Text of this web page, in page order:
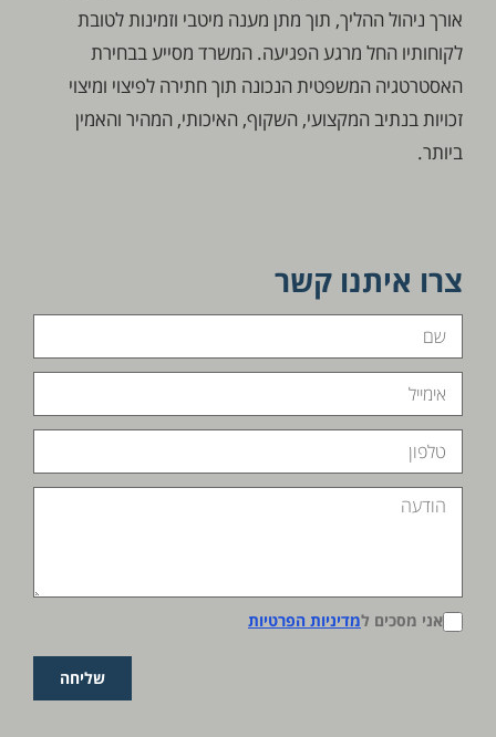
אורך ניהול ההליך, תוך מתן מענה מיטבי וזמינות לטובת
לקוחותיו החל מרגע הפגיעה. המשרד מסייע בבחירת
האסטרטגיה המשפטית הנכונה תוך חתירה לפיצוי ומיצוי
זכויות בנתיב המקצועי, השקוף, האיכותי, המהיר והאמין
ביותר.
צרו איתנו קשר
אני מסכים למדיניות הפרטיות
שליחה